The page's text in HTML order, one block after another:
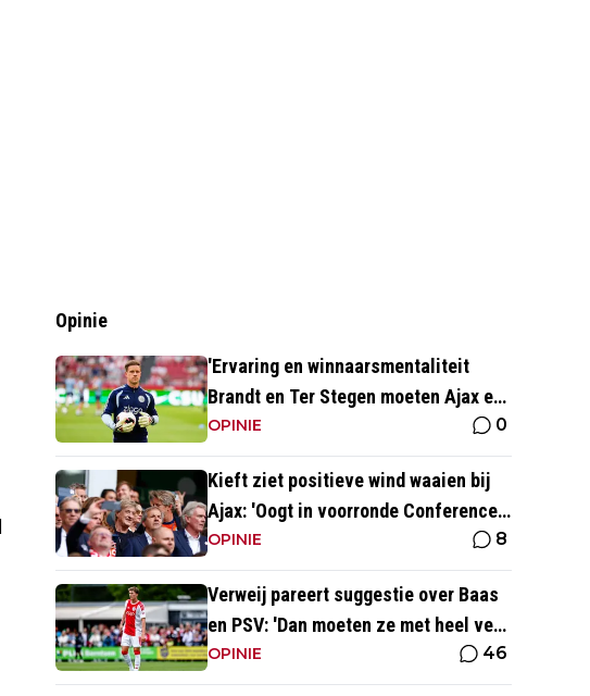
Opinie
'Ervaring en winnaarsmentaliteit
Brandt en Ter Stegen moeten Ajax er
weer bovenop helpen'
OPINIE 0
Kieft ziet positieve wind waaien bij
Ajax: 'Oogt in voorronde Conference
League fris en energiek'
OPINIE 8
Verweij pareert suggestie over Baas
en PSV: 'Dan moeten ze met heel veel
geld over de brug komen'
OPINIE 46